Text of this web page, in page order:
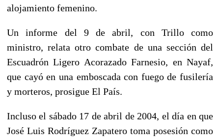
alojamiento femenino.
Un informe del 9 de abril, con Trillo como
ministro, relata otro combate de una sección del
Escuadrón Ligero Acorazado Farnesio, en Nayaf,
que cayó en una emboscada con fuego de fusilería
y morteros, prosigue El País.
Incluso el sábado 17 de abril de 2004, el día en que
José Luis Rodríguez Zapatero toma posesión como